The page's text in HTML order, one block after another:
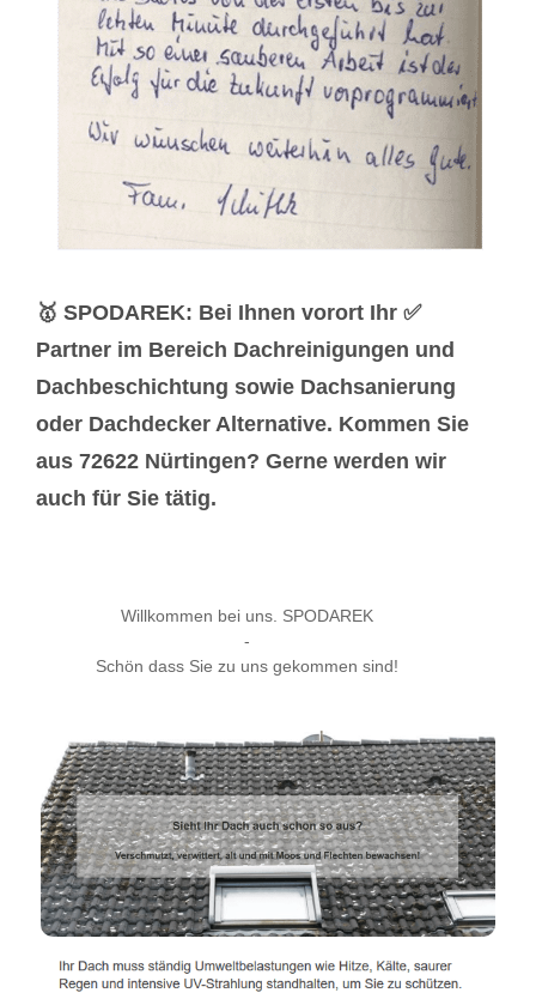
🥇 SPODAREK: Bei Ihnen vorort Ihr ✅
Partner im Bereich Dachreinigungen und
Dachbeschichtung sowie Dachsanierung
oder Dachdecker Alternative. Kommen Sie
aus 72622 Nürtingen? Gerne werden wir
auch für Sie tätig.
Willkommen bei uns. SPODAREK
-
Schön dass Sie zu uns gekommen sind!